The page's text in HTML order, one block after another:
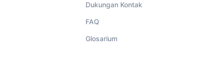
Dukungan Kontak
FAQ
Glosarium